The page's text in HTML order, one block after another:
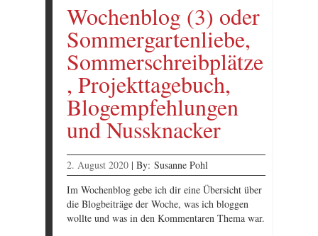
Wochenblog (3) oder
Sommergartenliebe,
Sommerschreibplätze
, Projekttagebuch,
Blogempfehlungen
und Nussknacker
2. August 2020 | By: Susanne Pohl
Im Wochenblog gebe ich dir eine Übersicht über
die Blogbeiträge der Woche, was ich bloggen
wollte und was in den Kommentaren Thema war.